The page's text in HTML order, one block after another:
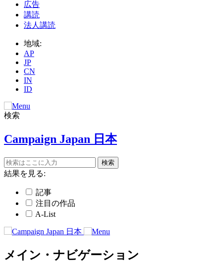
広告
講読
法人講読
地域:
AP
JP
CN
IN
ID
検索
Campaign Japan 日本
結果を見る:
記事
注目の作品
A-List
メイン・ナビゲーション